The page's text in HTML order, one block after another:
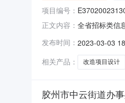
项目编号：
正文内容： 全省招标类信
建设管理有限
发布时间： 2023-03-03
相关产品：
改造项目设计
胶州市中云街道办